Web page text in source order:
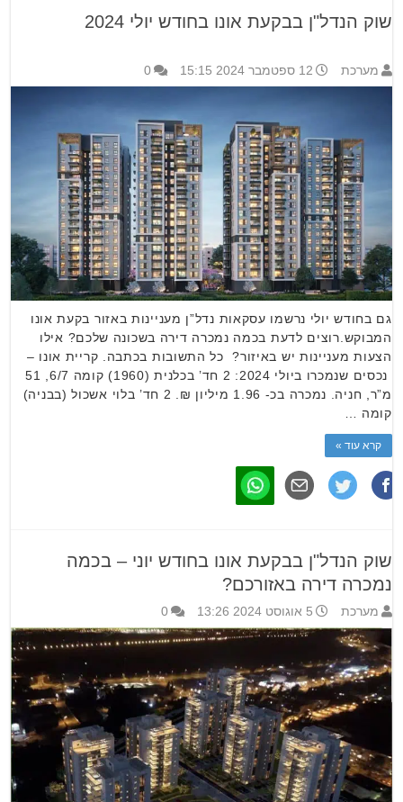
שוק הנדל"ן בבקעת אונו בחודש יולי 2024
מערכת 12 ספטמבר 2024 15:15 0
גם בחודש יולי נרשמו עסקאות נדל”ן מעניינות באזור בקעת אונו
המבוקש.רוצים לדעת בכמה נמכרה דירה בשכונה שלכם? אילו
הצעות מעניינות יש באיזור? כל התשובות בכתבה. קריית אונו –
נכסים שנמכרו ביולי 2024: 2 חד’ בכלנית (1960) קומה 6/7, 51
מ”ר, חניה. נמכרה בכ- 1.96 מיליון ₪. 2 חד’ בלוי אשכול (בבניה)
קומה …
קרא עוד »
שוק הנדל"ן בבקעת אונו בחודש יוני – בכמה
נמכרה דירה באזורכם?
מערכת 5 אוגוסט 2024 13:26 0